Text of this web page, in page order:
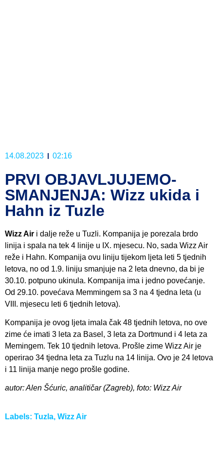
14.08.2023 02:16
PRVI OBJAVLJUJEMO-
SMANJENJA: Wizz ukida i
Hahn iz Tuzle
Wizz Air i dalje reže u Tuzli. Kompanija je porezala brdo
linija i spala na tek 4 linije u IX. mjesecu. No, sada Wizz Air
reže i Hahn. Kompanija ovu liniju tijekom ljeta leti 5 tjednih
letova, no od 1.9. liniju smanjuje na 2 leta dnevno, da bi je
30.10. potpuno ukinula. Kompanija ima i jedno povećanje.
Od 29.10. povećava Memmingem sa 3 na 4 tjedna leta (u
VIII. mjesecu leti 6 tjednih letova).
Kompanija je ovog ljeta imala čak 48 tjednih letova, no ove
zime će imati 3 leta za Basel, 3 leta za Dortmund i 4 leta za
Memingem. Tek 10 tjednih letova. Prošle zime Wizz Air je
operirao 34 tjedna leta za Tuzlu na 14 linija. Ovo je 24 letova
i 11 linija manje nego prošle godine.
autor: Alen Šćuric, analitičar (Zagreb), foto: Wizz Air
Labels: Tuzla, Wizz Air